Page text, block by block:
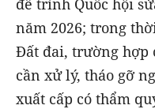
để trình Quốc hội
năm 2026; trong
Đất đai, trường hợp
cần xử lý, tháo gỡ
xuất cấp có thẩm